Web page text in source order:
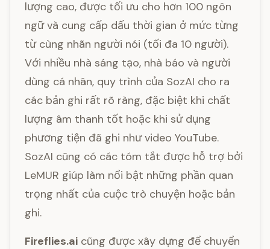
lượng cao, được tối ưu cho hơn 100 ngôn
ngữ và cung cấp dấu thời gian ở mức từng
từ cùng nhãn người nói (tối đa 10 người).
Với nhiều nhà sáng tạo, nhà báo và người
dùng cá nhân, quy trình của SozAI cho ra
các bản ghi rất rõ ràng, đặc biệt khi chất
lượng âm thanh tốt hoặc khi sử dụng
phương tiện đã ghi như video YouTube.
SozAI cũng có các tóm tắt được hỗ trợ bởi
LeMUR giúp làm nổi bật những phần quan
trọng nhất của cuộc trò chuyện hoặc bản
ghi.
Fireflies.ai cũng được xây dựng để chuyển